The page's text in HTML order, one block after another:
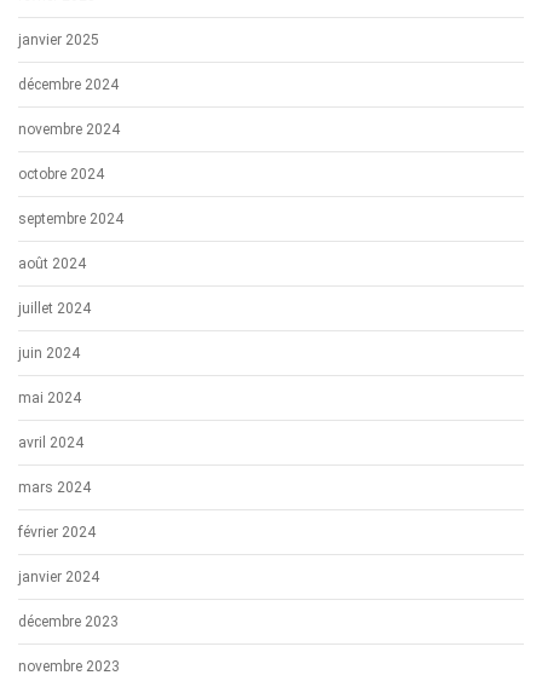
janvier 2025
décembre 2024
novembre 2024
octobre 2024
septembre 2024
août 2024
juillet 2024
juin 2024
mai 2024
avril 2024
mars 2024
février 2024
janvier 2024
décembre 2023
novembre 2023